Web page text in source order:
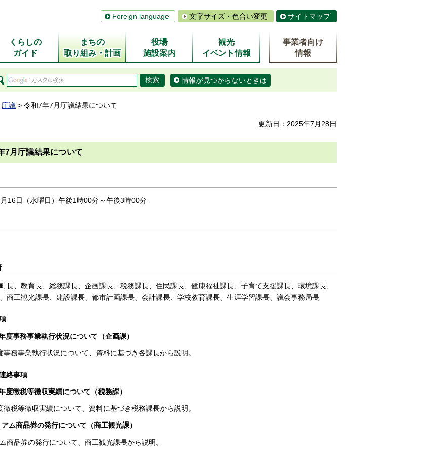
Foreign language 文字サイズ・色合い変更 サイトマップ
くらしの
ガイド
まちの
取り組み・計画
役場
施設案内
観光
イベント情報
事業者向け
情報
情報が見つからないときは
庁議 > 令和7年7月庁議結果について
更新日：2025年7月28日
7月庁議結果について
16日（水曜日）午後1時00分～午後3時00分
長、教育長、総務課長、企画課長、税務課長、住民課長、健康福祉課長、子育て支援課長、環境課長、
商工観光課長、建設課長、都市計画課長、会計課長、学校教育課長、生涯学習課長、議会事務局長
度事務事業執行状況について（企画課）
事務事業執行状況について、資料に基づき各課長から説明。
絡事項
度徴税等徴収実績について（税務課）
徴税等徴収実績について、資料に基づき税務課長から説明。
ム商品券の発行について（商工観光課）
商品券の発行について、商工観光課長から説明。